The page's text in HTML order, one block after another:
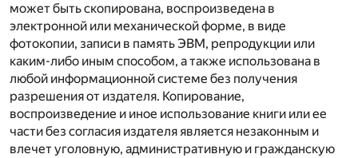
может быть скопирована, воспроизведена в
электронной или механической форме, в виде
фотокопии, записи в память ЭВМ, репродукции или
каким-либо иным способом, а также использована в
любой информационной системе без получения
разрешения от издателя. Копирование,
воспроизведение и иное использование книги или ее
части без согласия издателя является незаконным и
влечет уголовную, административную и гражданскую